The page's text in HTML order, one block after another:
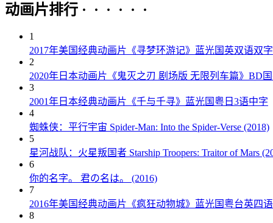
动画片排行 · · · · · ·
1
2017年美国经典动画片《寻梦环游记》蓝光国英双语双字
2
2020年日本动画片《鬼灭之刃 剧场版 无限列车篇》BD
3
2001年日本经典动画片《千与千寻》蓝光国粤日3语中字
4
蜘蛛侠：平行宇宙 Spider-Man: Into the Spider-Verse (2018)
5
星河战队：火星叛国者 Starship Troopers: Traitor of Mars
6
你的名字。 君の名は。 (2016)
7
2016年美国经典动画片《疯狂动物城》蓝光国粤台英四
8